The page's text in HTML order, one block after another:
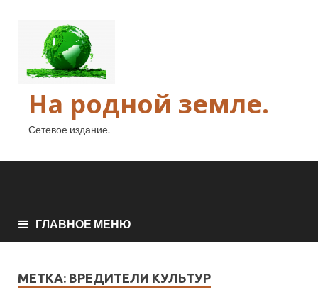
На родной земле.
Сетевое издание.
ГЛАВНОЕ МЕНЮ
МЕТКА: ВРЕДИТЕЛИ КУЛЬТУР